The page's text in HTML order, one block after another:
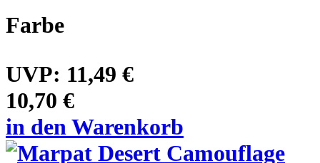
Farbe
UVP: 11,49 €
10,70 €
in den Warenkorb